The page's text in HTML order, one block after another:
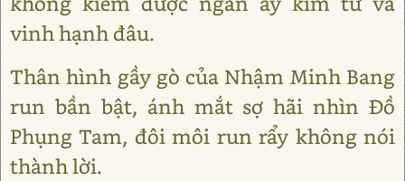
vinh hạnh đâu.
Thân hình gầy gò của Nhậm Minh Bang
run bần bật, ánh mắt sợ hãi nhìn Đồ
Phụng Tam, đôi môi run rẩy không nói
thành lời.